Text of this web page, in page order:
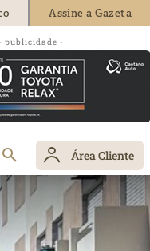
Assine a Gazeta
- publicidade -
Área Cliente